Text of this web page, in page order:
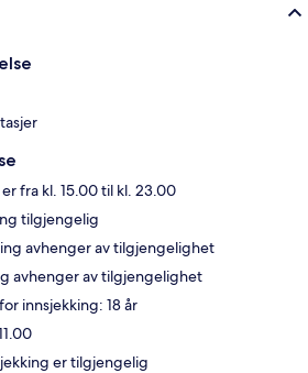
fra kl. 15.00 til kl. 23.00
tilgjengelig
avhenger av tilgjengelighet
avhenger av tilgjengelighet
innsjekking: 18 år
er tilgjengelig